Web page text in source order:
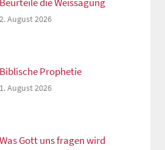
2. August 2026
Biblische Prophetie
1. August 2026
Was Gott uns fragen wird